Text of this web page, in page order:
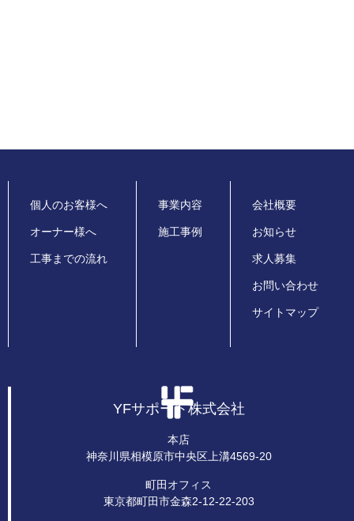
個人のお客様へ
オーナー様へ
工事までの流れ
事業内容
施工事例
会社概要
お知らせ
求人募集
お問い合わせ
サイトマップ
YFサポート株式会社
本店
神奈川県相模原市中央区上溝4569-20
町田オフィス
東京都町田市金森2-12-22-203